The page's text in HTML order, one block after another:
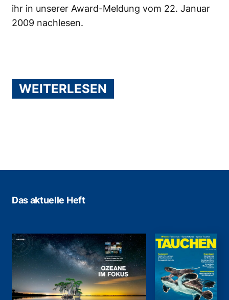
ihr in unserer Award-Meldung vom 22. Januar
2009 nachlesen.
WEITERLESEN
Das aktuelle Heft